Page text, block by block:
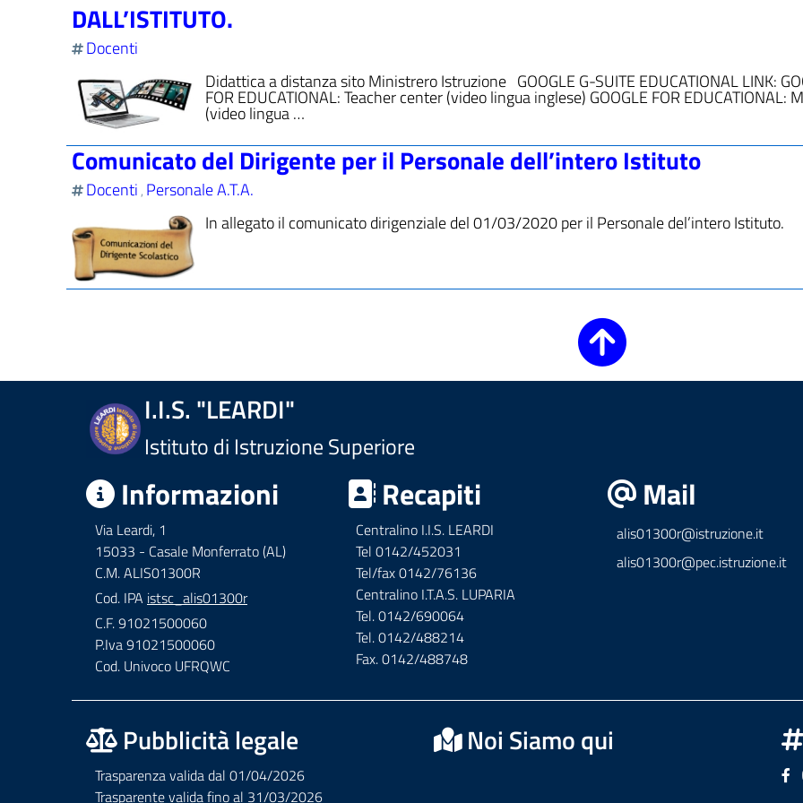
DALL’ISTITUTO.
Docenti
Didattica a distanza sito Ministrero Istruzione GOOGLE G-SUITE EDUCATIONAL LINK:
FOR EDUCATIONAL: Teacher center (video lingua inglese) GOOGLE FOR EDUCATIONAL:
(video lingua …
Comunicato del Dirigente per il Personale dell’intero Istituto
Docenti, Personale A.T.A.
In allegato il comunicato dirigenziale del 01/03/2020 per il Personale del’intero Istituto.
I.I.S. "LEARDI"
Istituto di Istruzione Superiore
Informazioni
Via Leardi, 1
15033 - Casale Monferrato (AL)
C.M. ALIS01300R
Cod. IPA istsc_alis01300r
C.F. 91021500060
P.Iva 91021500060
Cod. Univoco UFRQWC
Recapiti
Centralino I.I.S. LEARDI
Tel 0142/452031
Tel/fax 0142/76136
Centralino I.T.A.S. LUPARIA
Tel. 0142/690064
Tel. 0142/488214
Fax. 0142/488748
Mail
alis01300r@istruzione.it
alis01300r@pec.istruzione.it
Pubblicità legale
Trasparenza valida dal 01/04/2026
Trasparente valida fino al 31/03/2026
Noi Siamo qui